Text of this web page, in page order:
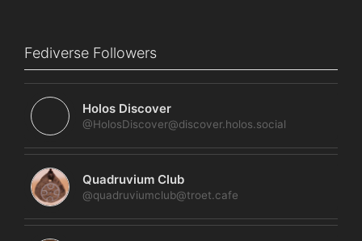
Fediverse Followers
Holos Discover
@HolosDiscover@discover.holos.social
Quadruvium Club
@quadruviumclub@troet.cafe